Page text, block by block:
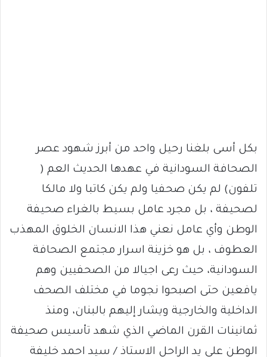
بكل أسى بلغنا رحيل واحد من أبرز شهود عصر
الصحافة السودانية في عهدها الحديث العم (
تلفون) لم يكن صحفيا ولم يكن كاتبا ولا مالكا
لصحيفة ، بل مجرد عامل بسيط بالغراء صحيفة
الوطن وأي عامل نعني هذا الانسان الخلوق المهذب
العطوف ، بل هو خزينة اسرار مجتمع الصحافة
السودانية، حيث رعى اجيالا من الصحفيين وهم
يافعين حتى اصبحوا نجوما في مختلف الصحف
الداخلية والخارجية ويشار إليهم بالبنان، ومنذ
ثمانينات القرن الماضي الذي شهد تأسيس صحيفة
الوطن على يد الراحل الاستاذ / سيد احمد خليفة